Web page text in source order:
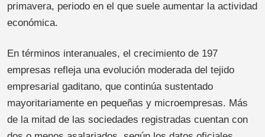
primavera, periodo en el que suele aumentar la actividad
económica.
En términos interanuales, el crecimiento de 197
empresas refleja una evolución moderada del tejido
empresarial gaditano, que continúa sustentado
mayoritariamente en pequeñas y microempresas. Más
de la mitad de las sociedades registradas cuentan con